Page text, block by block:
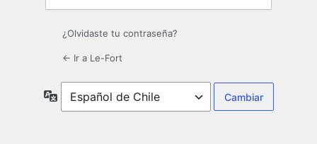
¿Olvidaste tu contraseña?
← Ir a Le-Fort
Idioma